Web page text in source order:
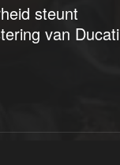
steunt
van Ducati